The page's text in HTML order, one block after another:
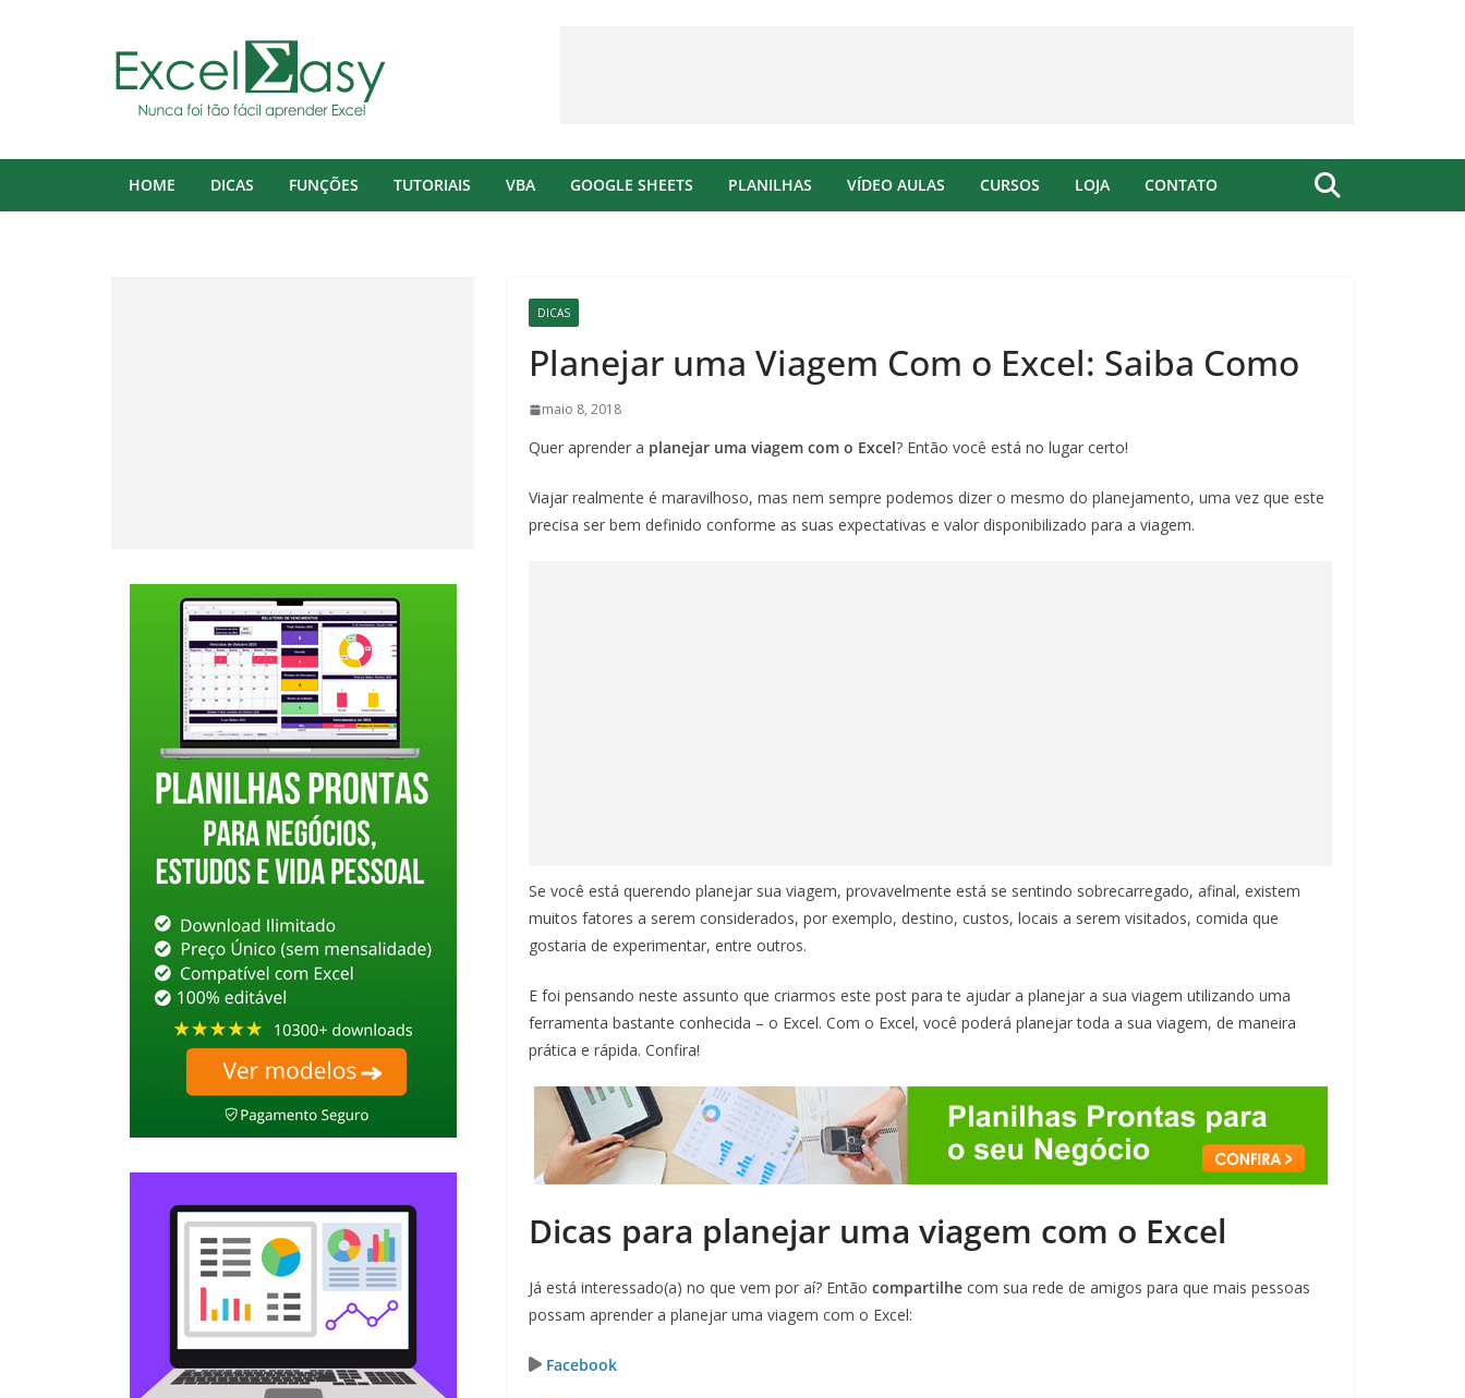
HOME DICAS FUNÇÕES TUTORIAIS VBA GOOGLE SHEETS PLANILHAS VÍDEO AULAS CURSOS LOJA CONTATO
DICAS
Planejar uma Viagem Com o Excel: Saiba Como
maio 8, 2018
Quer aprender a planejar uma viagem com o Excel? Então você está no lugar certo!
Viajar realmente é maravilhoso, mas nem sempre podemos dizer o mesmo do planejamento, uma vez que este
precisa ser bem definido conforme as suas expectativas e valor disponibilizado para a viagem.
Se você está querendo planejar sua viagem, provavelmente está se sentindo sobrecarregado, afinal, existem
muitos fatores a serem considerados, por exemplo, destino, custos, locais a serem visitados, comida que
gostaria de experimentar, entre outros.
E foi pensando neste assunto que criarmos este post para te ajudar a planejar a sua viagem utilizando uma
ferramenta bastante conhecida – o Excel. Com o Excel, você poderá planejar toda a sua viagem, de maneira
prática e rápida. Confira!
Dicas para planejar uma viagem com o Excel
Já está interessado(a) no que vem por aí? Então compartilhe com sua rede de amigos para que mais pessoas
possam aprender a planejar uma viagem com o Excel:
Facebook